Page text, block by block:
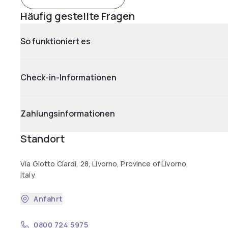
Häufig gestellte Fragen
So funktioniert es
Check-in-Informationen
Zahlungsinformationen
Standort
Via Giotto Ciardi, 28, Livorno, Province of Livorno,
Italy
Anfahrt
0800 724 5975